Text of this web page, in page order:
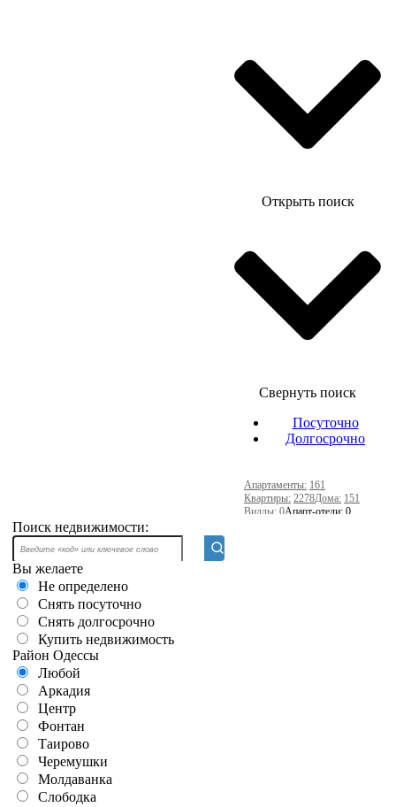
Открыть поиск
Свернуть поиск
Посуточно
Долгосрочно
Апартаменты: 161
Квартиры: 2278Дома: 151
Виллы: 0Апарт-отели: 0
Поиск недвижимости:
Вы желаете
Не определено
Снять посуточно
Снять долгосрочно
Купить недвижимость
Район Одессы
Любой
Аркадия
Центр
Фонтан
Таирово
Черемушки
Молдаванка
Слободка